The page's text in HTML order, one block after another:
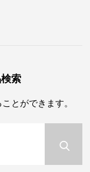
索
とができます。